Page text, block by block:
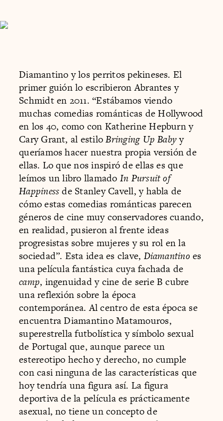
Diamantino y los perritos pekineses. El
primer guión lo escribieron Abrantes y
Schmidt en 2011. “Estábamos viendo
muchas comedias románticas de Hollywood
en los 40, como con Katherine Hepburn y
Cary Grant, al estiloBringing Up Babyy
queríamos hacer nuestra propia versión de
ellas. Lo que nos inspiró de ellas es que
leímos un libro llamado In Pursuit of
Happinessde Stanley Cavell, y habla de
cómo estas comedias románticas parecen
géneros de cine muy conservadores cuando,
en realidad, pusieron al frente ideas
progresistas sobre mujeres y su rol en la
sociedad”. Esta idea es clave, Diamantinoes
una película fantástica cuya fachada de
camp, ingenuidad y cine de serie B cubre
una reflexión sobre la época
contemporánea. Al centro de esta época se
encuentra Diamantino Matamouros,
superestrella futbolística y símbolo sexual
de Portugal que, aunque parece un
estereotipo hecho y derecho, no cumple
con casi ninguna de las características que
hoy tendría una figura así. La figura
deportiva de la película es prácticamente
asexual, no tiene un concepto de